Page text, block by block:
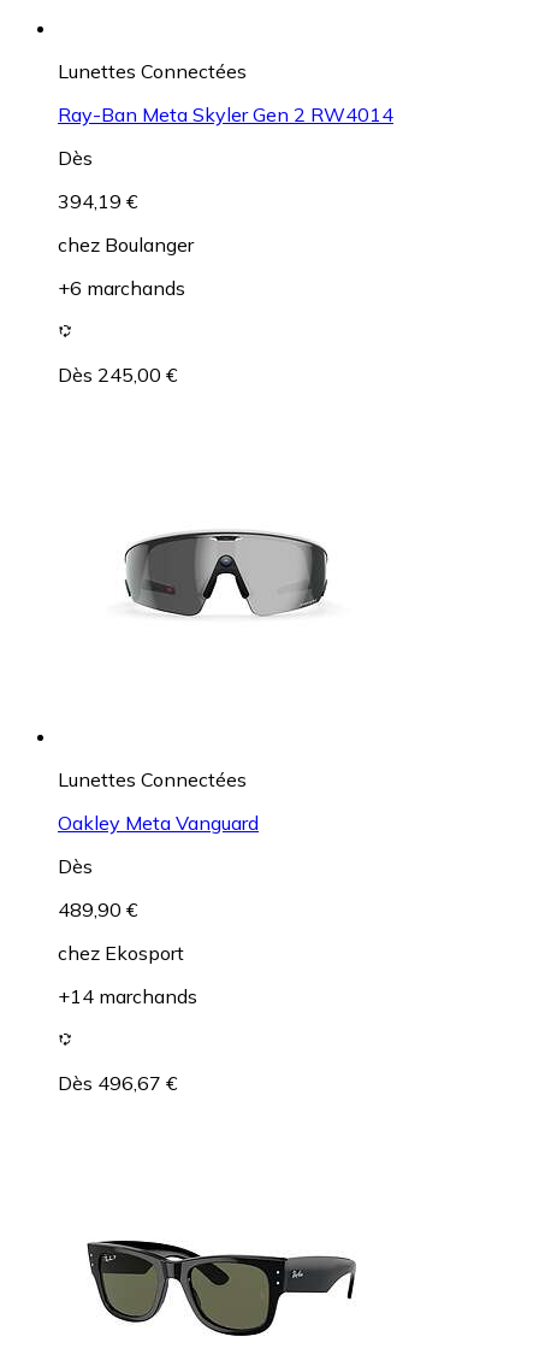
Lunettes Connectées
Ray-Ban Meta Skyler Gen 2 RW4014
Dès
394,19 €
chez Boulanger
+6 marchands
Dès 245,00 €
Lunettes Connectées
Oakley Meta Vanguard
Dès
489,90 €
chez Ekosport
+14 marchands
Dès 496,67 €